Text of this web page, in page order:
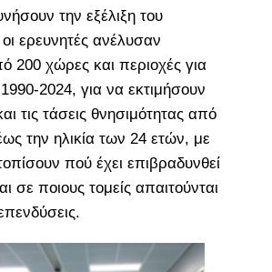
την εξέλιξη του
ερευνητές ανέλυσαν
200 χώρες και περιοχές για
2024, για να εκτιμήσουν
τις τάσεις θνησιμότητας από
την ηλικία των 24 ετών, με
πού έχει επιβραδυνθεί
σε ποιους τομείς απαιτούνται